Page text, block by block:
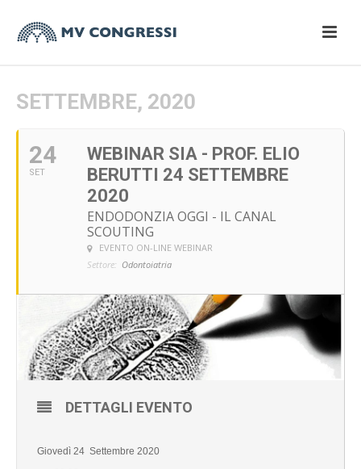
SETTEMBRE, 2020
24
SET
WEBINAR SIA - PROF. ELIO
BERUTTI 24 SETTEMBRE
2020
ENDODONZIA OGGI - IL CANAL
SCOUTING
EVENTO ON-LINE WEBINAR
Settore: Odontoiatria
DETTAGLI EVENTO
Giovedì 24 Settembre 2020